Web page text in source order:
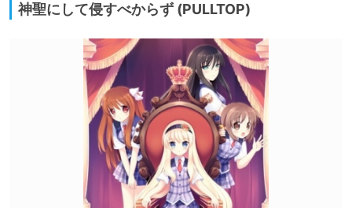
神聖にして侵すべからず (PULLTOP)